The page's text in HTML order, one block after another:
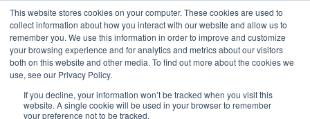
This website stores cookies on your computer. These cookies are used to
collect information about how you interact with our website and allow us to
remember you. We use this information in order to improve and customize
your browsing experience and for analytics and metrics about our visitors
both on this website and other media. To find out more about the cookies we
use, see our Privacy Policy.
If you decline, your information won’t be tracked when you visit this
website. A single cookie will be used in your browser to remember
your preference not to be tracked.
content
NEUE FLOTTE: 3,5 MW / MVA-Ladebänke verfügbar,
weitere Informationen finden Sie hier.
KONTAKT
Toggle